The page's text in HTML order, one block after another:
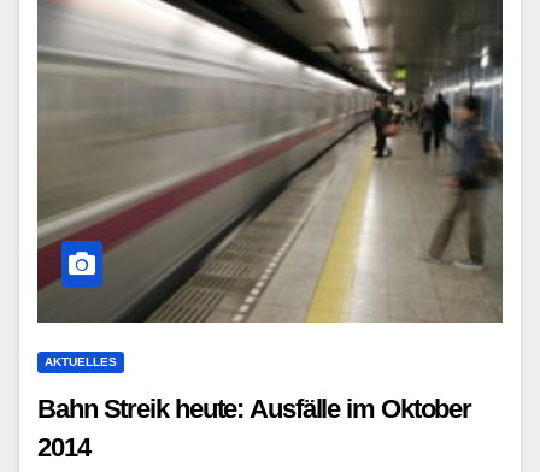
AKTUELLES
Bahn Streik heute: Ausfälle im Oktober
2014